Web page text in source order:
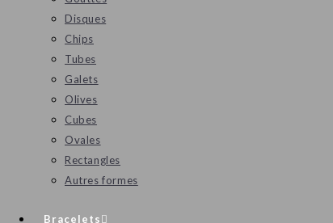
Disques
Chips
Tubes
Galets
Olives
Cubes
Ovales
Rectangles
Autres formes
Bracelets